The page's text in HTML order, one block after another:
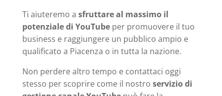
Ti aiuteremo a sfruttare al massimo il
potenziale di YouTubeper promuovere il tuo
business e raggiungere un pubblico ampio e
qualificato a Piacenza o in tutta la nazione.
Non perdere altro tempo e contattaci oggi
stesso per scoprire come il nostro servizio di